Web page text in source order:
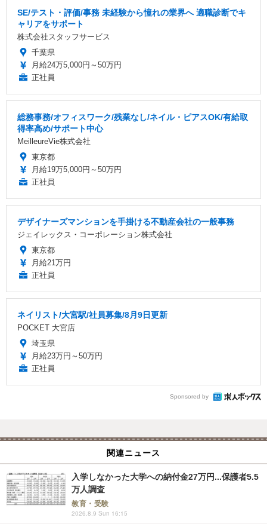
SE/テスト・評価/事務 未経験から憧れの業界へ 適職診断でキ
ャリアをサポート
株式会社スタッフサービス
千葉県
月給24万5,000円～50万円
正社員
総務事務/オフィスワーク/残業なし/ネイル・ピアスOK/有給取
得率高め/サポート中心
MeilleureVie株式会社
東京都
月給19万5,000円～50万円
正社員
デザイナーズマンションを手掛ける不動産会社の一般事務
ジェイレックス・コーポレーション株式会社
東京都
月給21万円
正社員
ネイリスト/大宮駅/社員募集/8月9日更新
POCKET 大宮店
埼玉県
月給23万円～50万円
正社員
Sponsored by
関連ニュース
入学しなかった大学への納付金27万円...保護者5.5
万人調査
教育・受験
2026.8.9 Sun 16:15